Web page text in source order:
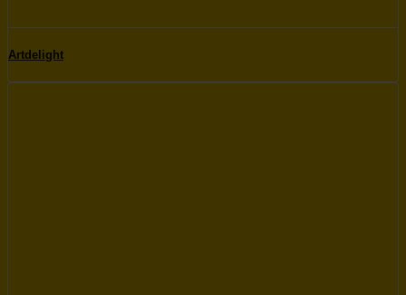
Artdelight